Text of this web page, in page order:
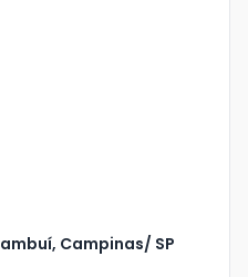
Campinas/ SP